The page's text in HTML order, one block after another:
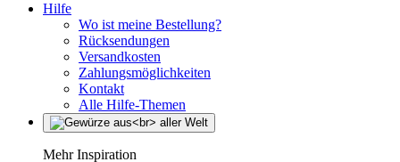
Hilfe
Wo ist meine Bestellung?
Rücksendungen
Versandkosten
Zahlungsmöglichkeiten
Kontakt
Alle Hilfe-Themen
Mehr Inspiration